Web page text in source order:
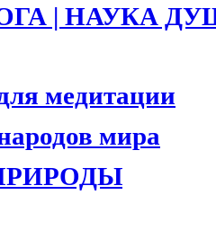
| НАУКА
медитации
мира